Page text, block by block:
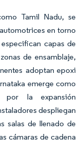
Tamil Nadu, se
en torno
capas de
de ensamblaje,
adoptan epoxi
emerge como
por la expansión
despliegan
salas de llenado de
cámaras de cadena